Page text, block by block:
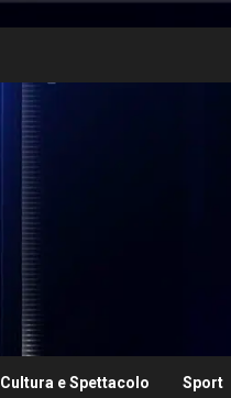
Cultura e Spettacolo Sport